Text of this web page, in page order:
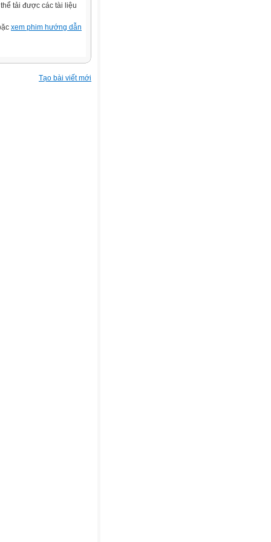
tải được các tài liệu
xem phim hướng dẫn
Tạo bài viết mới